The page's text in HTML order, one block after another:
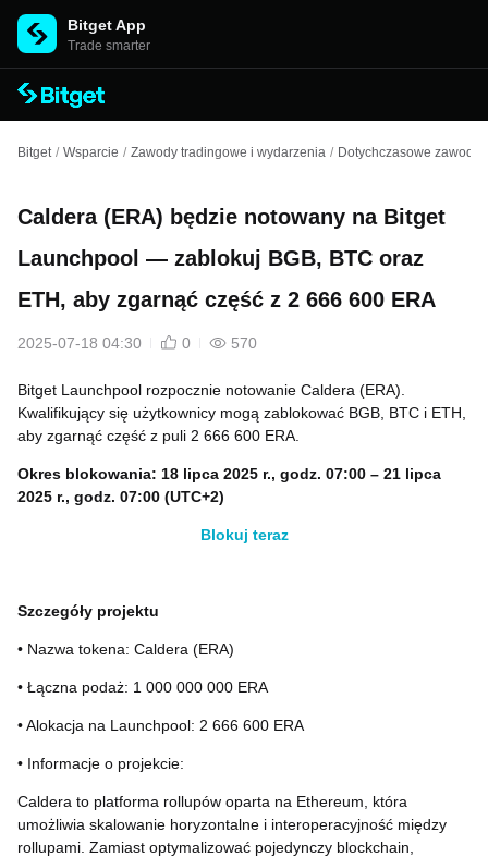
Bitget App
Trade smarter
Bitget / Wsparcie / Zawody tradingowe i wydarzenia / Dotychczasowe zawody
Caldera (ERA) będzie notowany na Bitget
Launchpool — zablokuj BGB, BTC oraz
ETH, aby zgarnąć część z 2 666 600 ERA
2025-07-18 04:30 0 570
Bitget Launchpool rozpocznie notowanie Caldera (ERA).
Kwalifikujący się użytkownicy mogą zablokować BGB, BTC i ETH,
aby zgarnąć część z puli 2 666 600 ERA.
Okres blokowania: 18 lipca 2025 r., godz. 07:00 – 21 lipca
2025 r., godz. 07:00 (UTC+2)
Blokuj teraz
Szczegóły projektu
• Nazwa tokena: Caldera (ERA)
• Łączna podaż: 1 000 000 000 ERA
• Alokacja na Launchpool: 2 666 600 ERA
• Informacje o projekcie:
Caldera to platforma rollupów oparta na Ethereum, która
umożliwia skalowanie horyzontalne i interoperacyjność między
rollupami. Zamiast optymalizować pojedynczy blockchain,